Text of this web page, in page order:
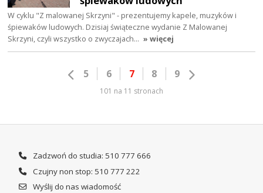
W cyklu "Z malowanej Skrzyni" - prezentujemy kapele, muzyków i
śpiewaków ludowych. Dzisiaj świąteczne wydanie Z Malowanej
Skrzyni, czyli wszystko o zwyczajach… » więcej
5 6 7 8 9
101 na 11 stronach
Zadzwoń do studia: 510 777 666
Czujny non stop: 510 777 222
Wyślij do nas wiadomość